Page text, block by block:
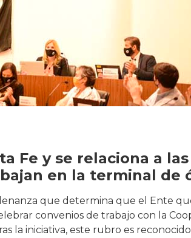
Fe y se relaciona a
en la terminal de
que determina que el Ente
convenios de trabajo con la
la iniciativa, este rubro es